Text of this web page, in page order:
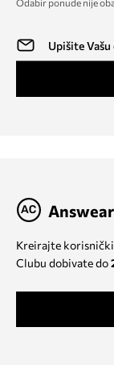
Kreirajte
Clubu dobivate do